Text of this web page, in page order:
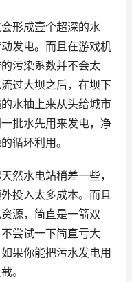
形成壹个超深的水
发电。而且在游戏机
污染系数并不会太
过大坝之后，在坝下
水抽上来从头给城市
批水先用来发电，净
循环利用。
然水电站稍差一些，
投入太多成本。而且
源，简直是一箭双
尝试一下简直亏大
果你能把污水发电用
。